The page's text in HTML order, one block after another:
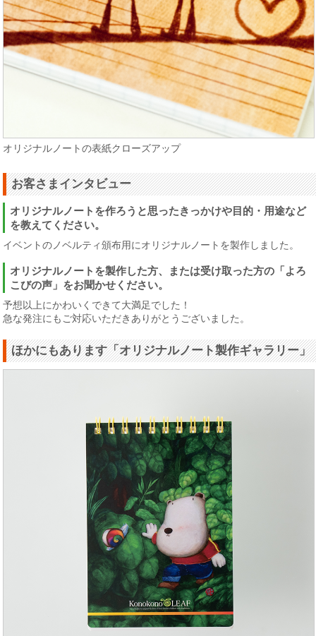
オリジナルノートの表紙クローズアップ
お客さまインタビュー
オリジナルノートを作ろうと思ったきっかけや目的・用途など
を教えてください。
イベントのノベルティ頒布用にオリジナルノートを製作しました。
オリジナルノートを製作した方、または受け取った方の「よろ
こびの声」をお聞かせください。
予想以上にかわいくできて大満足でした！
急な発注にもご対応いただきありがとうございました。
ほかにもあります「オリジナルノート製作ギャラリー」